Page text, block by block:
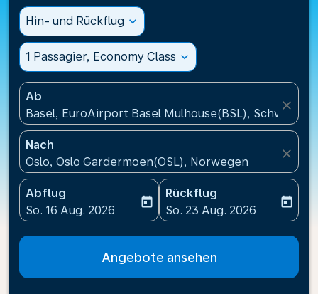
Hin- und Rückflug expand_more
1 Passagier, Economy Class expand_more
Ab
Basel, EuroAirport Basel Mulhouse(BSL), Schweiz
close
Nach
Oslo, Oslo Gardermoen(OSL), Norwegen
close
Abflug
fc-booking-departure-date-aria-label
So. 16 Aug. 2026
today
Rückflug
fc-booking-return-date-
So. 23 Aug. 2026
today
Angebote ansehen